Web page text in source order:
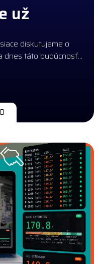
už
diskutujeme o
dnes táto budúcnosť…